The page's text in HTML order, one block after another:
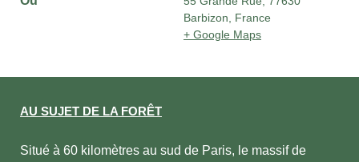
Barbizon, France
+ Google Maps
AU SUJET DE LA FORÊT
Situé à 60 kilomètres au sud de Paris, le massif de